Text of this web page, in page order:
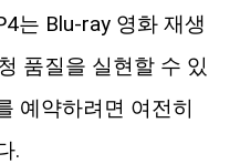
는 Blu-ray 영화 재생
품질을 실현할 수 있
예약하려면 여전히
.